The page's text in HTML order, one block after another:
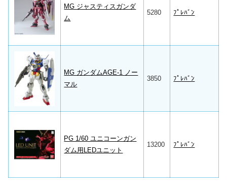
MG ジャスティスガンダ
ム
5280 ﾌﾟﾚﾊﾞﾝ
MG ガンダムAGE-1 ノー
マル
3850 ﾌﾟﾚﾊﾞﾝ
PG 1/60 ユニコーンガン
ダム用LEDユニット
13200 ﾌﾟﾚﾊﾞﾝ